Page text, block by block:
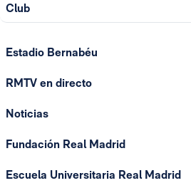
Club
Estadio Bernabéu
RMTV en directo
Noticias
Fundación Real Madrid
Escuela Universitaria Real Madrid